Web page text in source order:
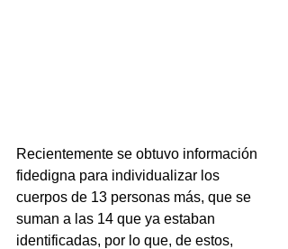
Recientemente se obtuvo información
fidedigna para individualizar los
cuerpos de 13 personas más, que se
suman a las 14 que ya estaban
identificadas, por lo que, de estos,